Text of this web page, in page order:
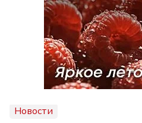
Новости